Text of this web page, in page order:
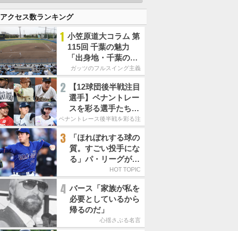
アクセス数ランキング
1 小笠原道大コラム 第
115回 千葉の魅力
「出身地・千葉の話
の続き。昔から野球
す」
ガッツのフルスイング主義
2
【12球団後半戦注目
選手】ペナントレー
スを彩る選手たち
ここからが本当の勝
ペナントレース後半戦を彩る注目選手たち
3
「ほれぼれする球の
質。すごい投手にな
る」パ・リーグが驚
いた「中日の左腕」
HOT TOPIC
4 バース「家族が私を
必要としているから
帰るのだ」
心揺さぶる名言